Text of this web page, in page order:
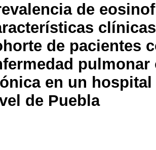
de
de pacientes
en un hospital
de Puebla